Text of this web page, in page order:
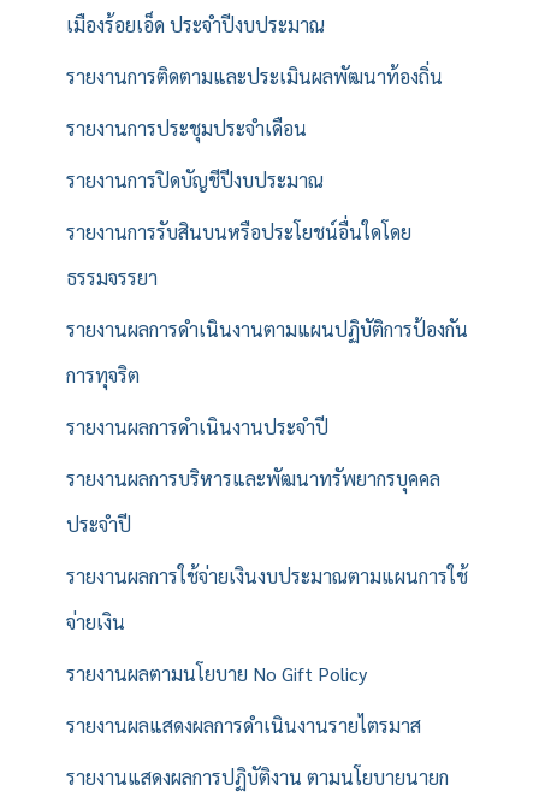
เมืองร้อยเอ็ด ประจำปีงบประมาณ
รายงานการติดตามและประเมินผลพัฒนาท้องถิ่น
รายงานการประชุมประจำเดือน
รายงานการปิดบัญชีปีงบประมาณ
รายงานการรับสินบนหรือประโยชน์อื่นใดโดย
ธรรมจรรยา
รายงานผลการดำเนินงานตามแผนปฏิบัติการป้องกัน
การทุจริต
รายงานผลการดำเนินงานประจำปี
รายงานผลการบริหารและพัฒนาทรัพยากรบุคคล
ประจำปี
รายงานผลการใช้จ่ายเงินงบประมาณตามแผนการใช้
จ่ายเงิน
รายงานผลตามนโยบาย No Gift Policy
รายงานผลแสดงผลการดำเนินงานรายไตรมาส
รายงานแสดงผลการปฏิบัติงาน ตามนโยบายนายก